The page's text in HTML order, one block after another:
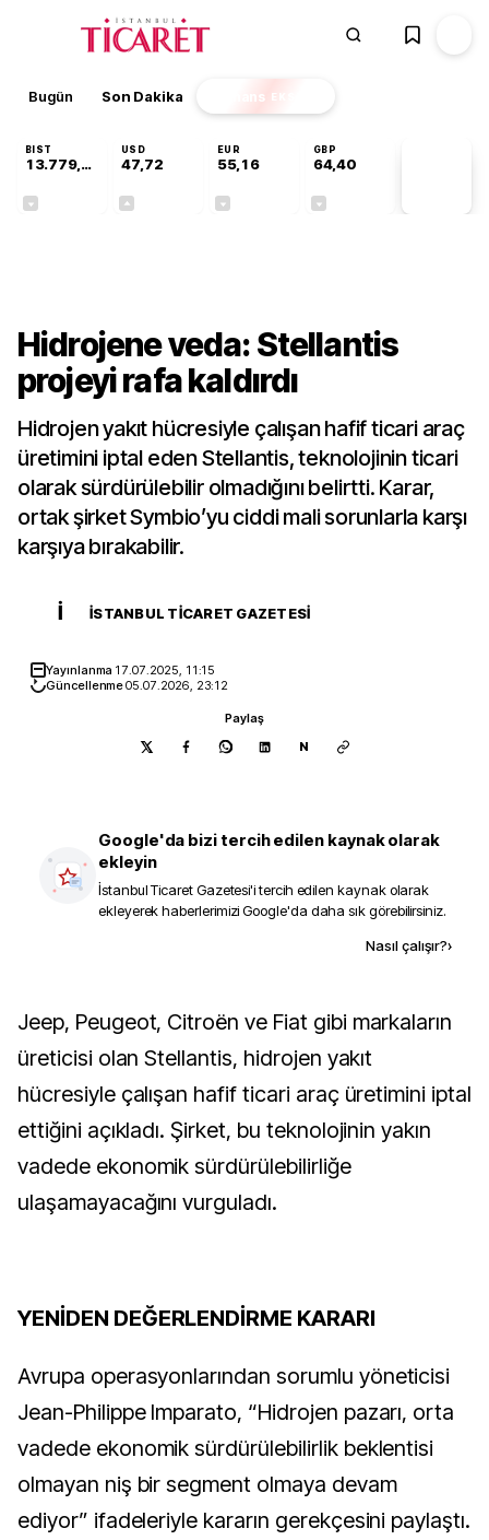
Bugün Son Dakika Finans EKSTRA
BIST
13.779,39
USD
47,72
EUR
55,16
GBP
64,40
Hidrojene veda: Stellantis
projeyi rafa kaldırdı
Hidrojen yakıt hücresiyle çalışan hafif ticari araç
üretimini iptal eden Stellantis, teknolojinin ticari
olarak sürdürülebilir olmadığını belirtti. Karar,
ortak şirket Symbio’yu ciddi mali sorunlarla karşı
karşıya bırakabilir.
İ İSTANBUL TICARET GAZETESI
Yayınlanma 17.07.2025, 11:15
Güncellenme05.07.2026, 23:12
Paylaş
N
Google'da bizi tercih edilen kaynak olarak
ekleyin
İstanbul Ticaret Gazetesi'i tercih edilen kaynak olarak
ekleyerek haberlerimizi Google'da daha sık görebilirsiniz.
Nasıl çalışır?›
Jeep, Peugeot, Citroën ve Fiat gibi markaların
üreticisi olan Stellantis, hidrojen yakıt
hücresiyle çalışan hafif ticari araç üretimini iptal
ettiğini açıkladı. Şirket, bu teknolojinin yakın
vadede ekonomik sürdürülebilirliğe
ulaşamayacağını vurguladı.
YENİDEN DEĞERLENDİRME KARARI
Avrupa operasyonlarından sorumlu yöneticisi
Jean-Philippe Imparato, “Hidrojen pazarı, orta
vadede ekonomik sürdürülebilirlik beklentisi
olmayan niş bir segment olmaya devam
ediyor” ifadeleriyle kararın gerekçesini paylaştı.